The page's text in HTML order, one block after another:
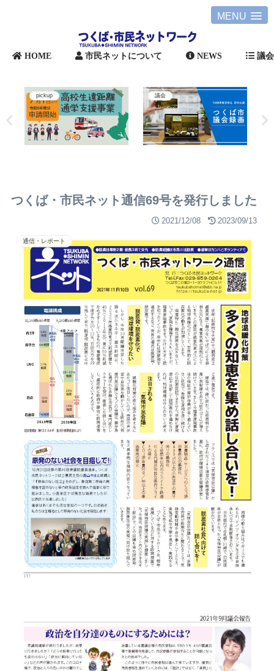
MENU
HOME 市民ネットについて NEWS 議会
pickup 議会
つくば・市民ネット通信69号を発行しました
2021/12/08 2023/09/13
通信・レポート